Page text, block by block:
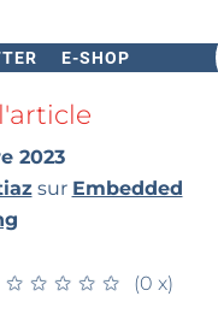
E-SHOP
2023
sur Embedded
★ ★ ★ ★ ★
★ ★ ★ ★ ★ (0 x)